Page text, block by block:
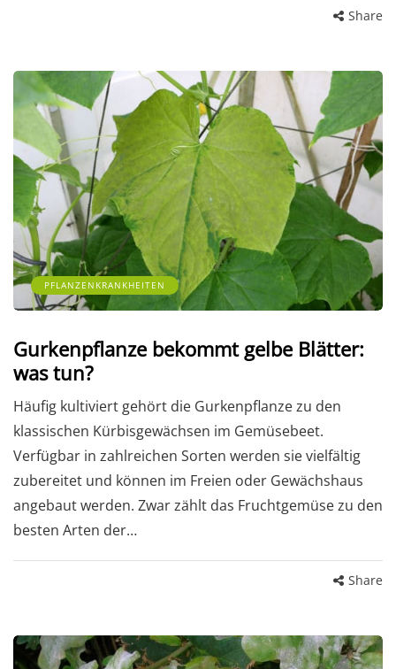
Share
PFLANZENKRANKHEITEN
Gurkenpflanze bekommt gelbe Blätter:
was tun?
Häufig kultiviert gehört die Gurkenpflanze zu den
klassischen Kürbisgewächsen im Gemüsebeet.
Verfügbar in zahlreichen Sorten werden sie vielfältig
zubereitet und können im Freien oder Gewächshaus
angebaut werden. Zwar zählt das Fruchtgemüse zu den
besten Arten der…
Share